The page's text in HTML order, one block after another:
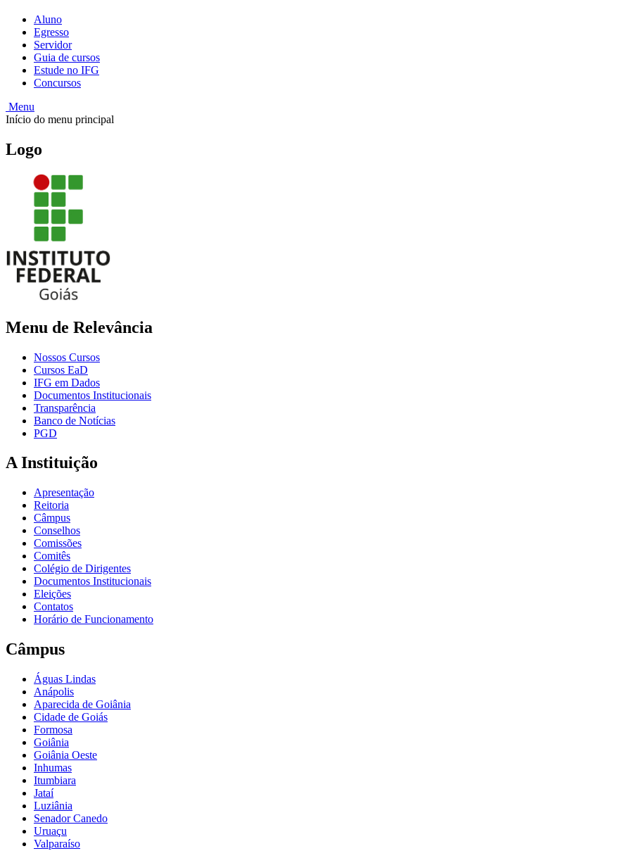
Aluno
Egresso
Servidor
Guia de cursos
Estude no IFG
Concursos
Menu
Início do menu principal
Logo
Menu de Relevância
Nossos Cursos
Cursos EaD
IFG em Dados
Documentos Institucionais
Transparência
Banco de Notícias
PGD
A Instituição
Apresentação
Reitoria
Câmpus
Conselhos
Comissões
Comitês
Colégio de Dirigentes
Documentos Institucionais
Eleições
Contatos
Horário de Funcionamento
Câmpus
Águas Lindas
Anápolis
Aparecida de Goiânia
Cidade de Goiás
Formosa
Goiânia
Goiânia Oeste
Inhumas
Itumbiara
Jataí
Luziânia
Senador Canedo
Uruaçu
Valparaíso